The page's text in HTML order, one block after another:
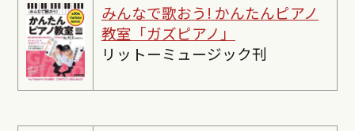
みんなで歌おう! かんたんピアノ
教室「ガズピアノ」
リットーミュージック刊